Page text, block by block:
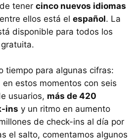
tener cinco nuevos idiomas
ellos está el español. La
disponible para todos los
tiempo para algunas cifras:
en estos momentos con seis
usuarios, más de 420
ins y un ritmo en aumento
de check-ins al día por
el salto, comentamos algunos